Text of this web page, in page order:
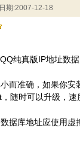
期:2007-12-18
纯真版IP地址数
而准确，如果你
随时可以升级，速
据库地址应使用虚